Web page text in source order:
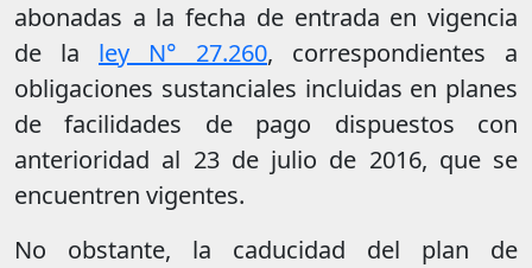
abonadas a la fecha de entrada en vigencia
de la ley N° 27.260, correspondientes a
obligaciones sustanciales incluidas en planes
de facilidades de pago dispuestos con
anterioridad al 23 de julio de 2016, que se
encuentren vigentes.
No obstante, la caducidad del plan de